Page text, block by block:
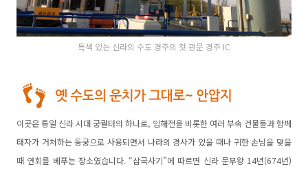
특색 있는 신라의 수도 경주의 첫 관문 경주 IC
이곳은 통일 신라 시대 궁궐터의 하나로, 임해전을 비롯한 여러 부속 건물들과 함께
태자가 거처하는 동궁으로 사용되면서 나라의 경사가 있을 때나 귀한 손님을 맞을
때 연회를 베푸는 장소였습니다. “삼국사기”에 따르면 신라 문무왕 14년(674년)